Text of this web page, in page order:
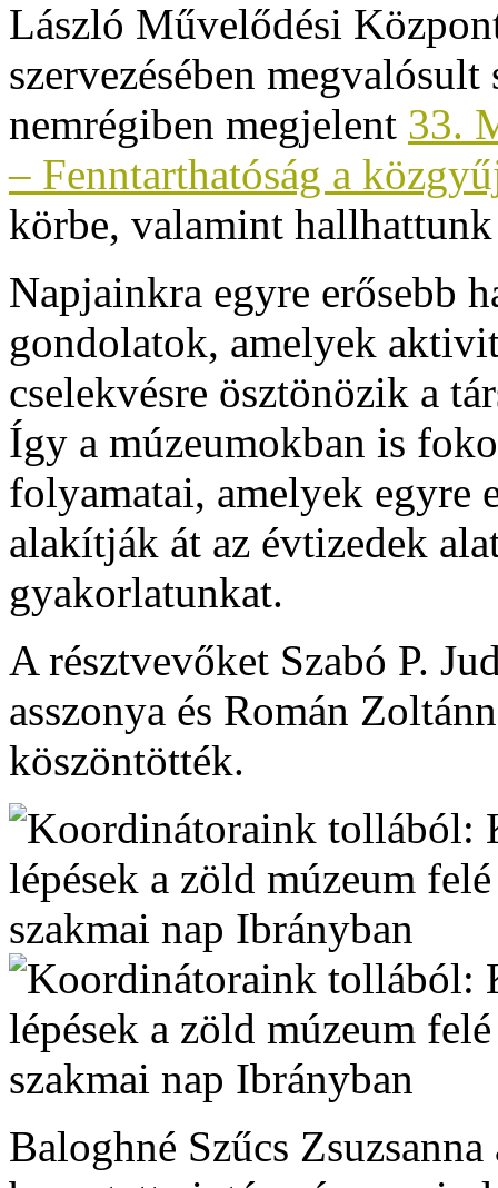
László Művelődési
szervezésében
nemrégiben megjelent 33.
– Fenntarthatóság a
körbe, valamint
Napjainkra egyre erősebb
gondolatok, amelyek
cselekvésre ösztönözik a
Így a múzeumokban is
folyamatai, amelyek egyre
alakítják át az évtizedek
gyakorlatunkat.
A résztvevőket Szabó P.
asszonya és Román
köszöntötték.
Baloghné Szűcs